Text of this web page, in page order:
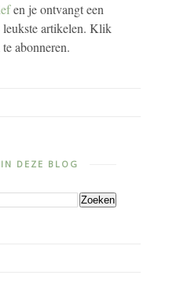
en je ontvangt een
leukste artikelen. Klik
abonneren.
DEZE BLOG